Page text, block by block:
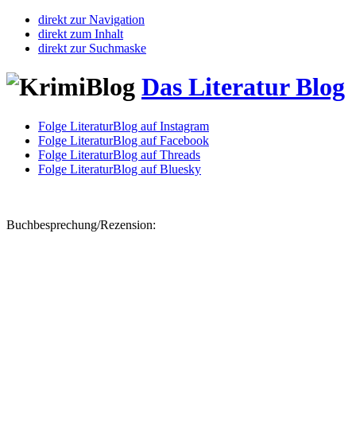
direkt zur Navigation
direkt zum Inhalt
direkt zur Suchmaske
Das Literatur Blog
Folge LiteraturBlog auf Instagram
Folge LiteraturBlog auf Facebook
Folge LiteraturBlog auf Threads
Folge LiteraturBlog auf Bluesky
Buchbesprechung/Rezension: